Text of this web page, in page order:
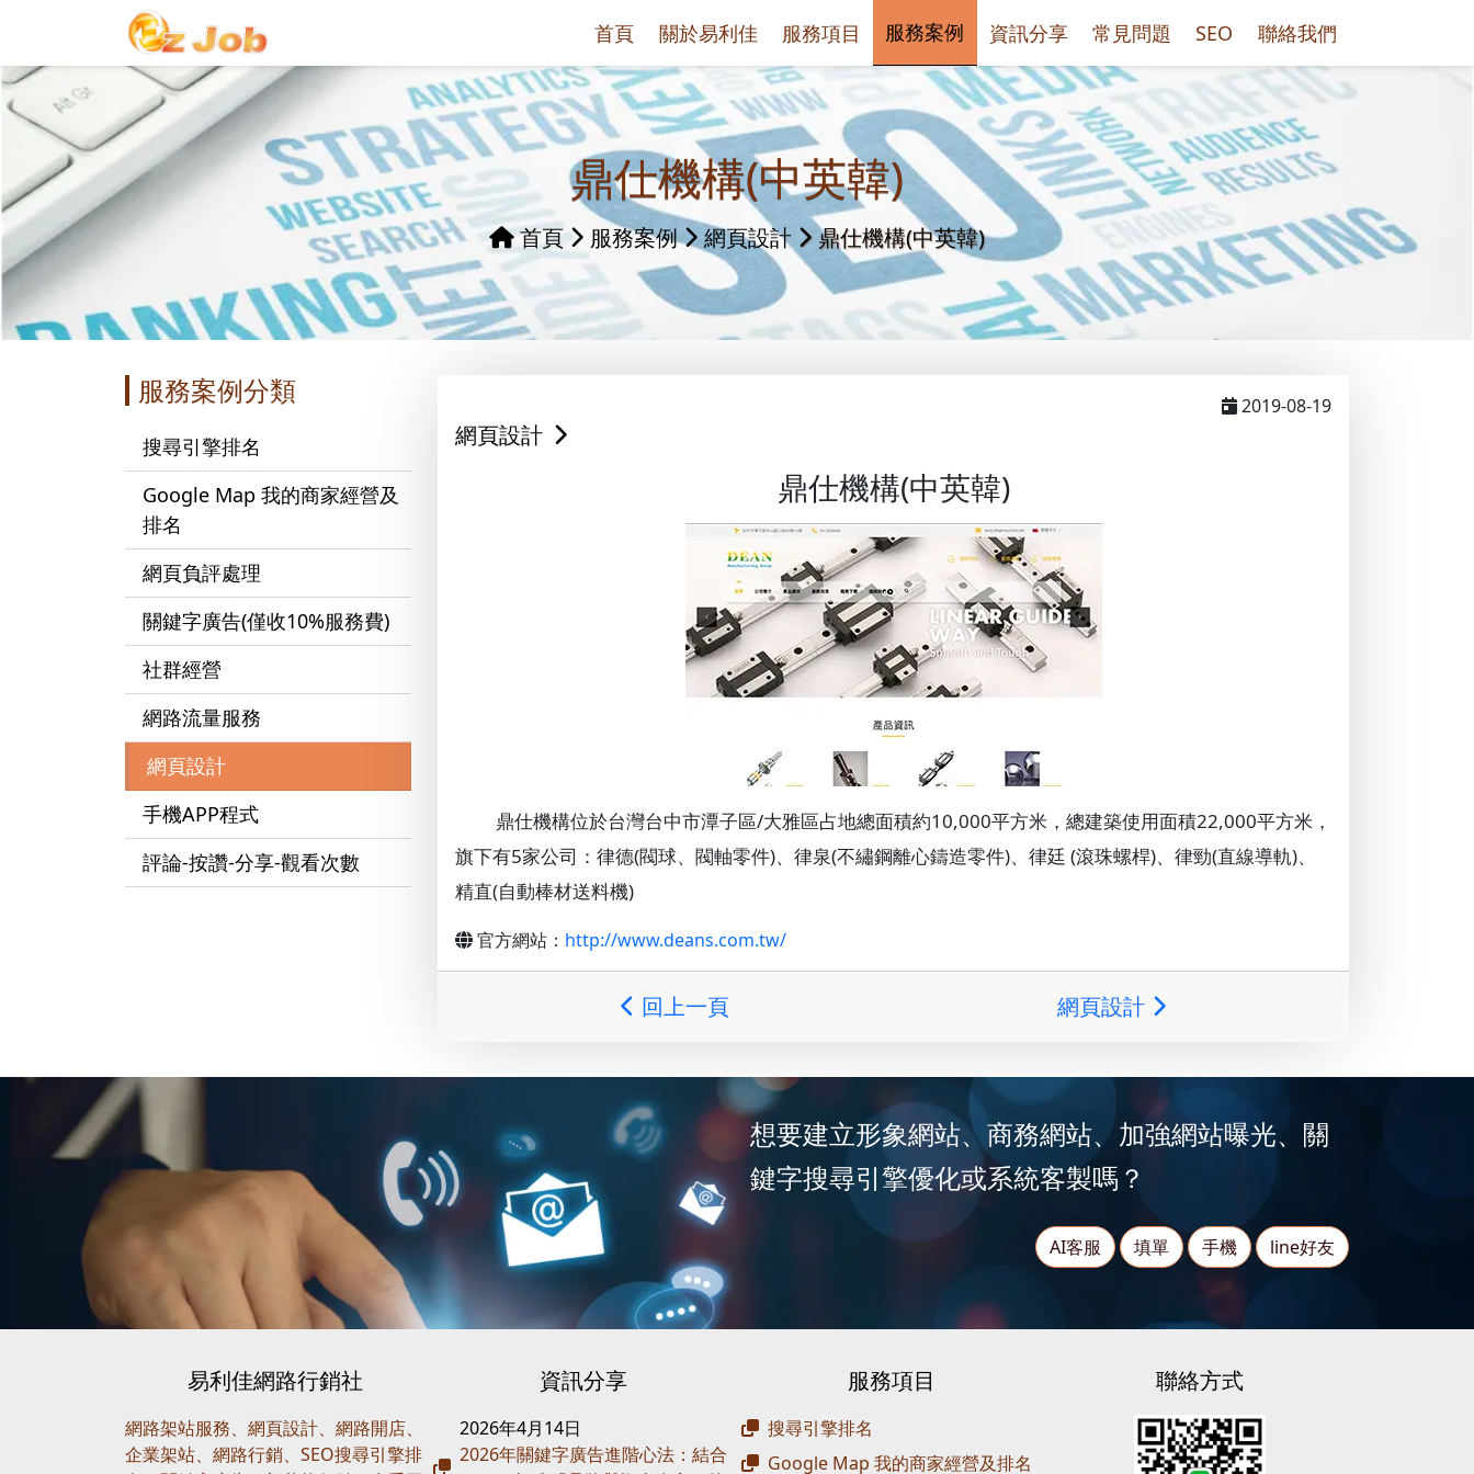
首頁 關於易利佳 服務項目 服務案例 資訊分享 常見問題 SEO 聯絡我們
鼎仕機構(中英韓)
首頁 服務案例 網頁設計 鼎仕機構(中英韓)
服務案例分類
搜尋引擎排名
Google Map 我的商家經營及
排名
網頁負評處理
關鍵字廣告(僅收10%服務費)
社群經營
網路流量服務
網頁設計
手機APP程式
評論-按讚-分享-觀看次數
2019-08-19
網頁設計
鼎仕機構(中英韓)
鼎仕機構位於台灣台中市潭子區/大雅區占地總面積約10,000平方米，總建築使用面積22,000平方米，
旗下有5家公司：律德(閥球、閥軸零件)、律泉(不繡鋼離心鑄造零件)、律廷 (滾珠螺桿)、律勁(直線導軌)、
精直(自動棒材送料機)
官方網站： http://www.deans.com.tw/
回上一頁 網頁設計
想要建立形象網站、商務網站、加強網站曝光、關
鍵字搜尋引擎優化或系統客製嗎？
AI客服 填單 手機 line好友
易利佳網路行銷社
網路架站服務、網頁設計、網路開店、
企業架站、網路行銷、SEO搜尋引擎排
資訊分享
2026年4月14日
2026年關鍵字廣告進階心法：結合
服務項目
搜尋引擎排名
Google Map 我的商家經營及排名
聯絡方式